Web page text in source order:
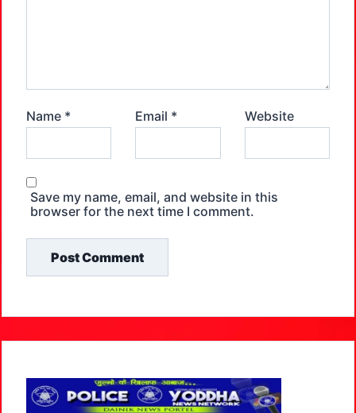
Name * Email * Website
Save my name, email, and website in this
browser for the next time I comment.